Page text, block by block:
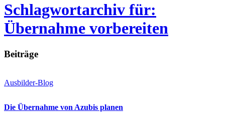
Schlagwortarchiv für:
Übernahme vorbereiten
Beiträge
Ausbilder-Blog
Die Übernahme von Azubis planen